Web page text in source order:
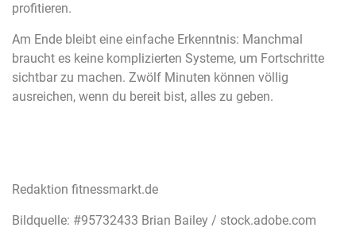
profitieren.
Am Ende bleibt eine einfache Erkenntnis: Manchmal
braucht es keine komplizierten Systeme, um Fortschritte
sichtbar zu machen. Zwölf Minuten können völlig
ausreichen, wenn du bereit bist, alles zu geben.
Redaktion fitnessmarkt.de
Bildquelle: #95732433 Brian Bailey / stock.adobe.com